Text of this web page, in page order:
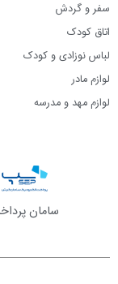
سفر و گردش
اتاق کودک
لباس نوزادی و کودک
لوازم مادر
لوازم مهد و مدرسه
سامان